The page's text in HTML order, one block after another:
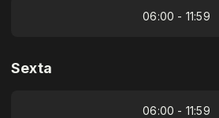
06:00 - 11:59
Sexta
06:00 - 11:59